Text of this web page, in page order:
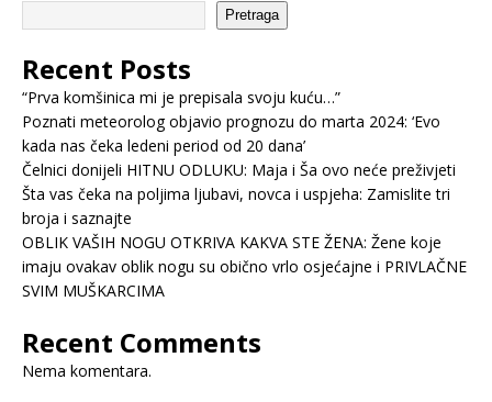
Pretraga
Recent Posts
“Prva komšinica mi je prepisala svoju kuću…”
Poznati meteorolog objavio prognozu do marta 2024: ‘Evo
kada nas čeka ledeni period od 20 dana’
Čelnici donijeli HITNU ODLUKU: Maja i Ša ovo neće preživjeti
Šta vas čeka na poljima ljubavi, novca i uspjeha: Zamislite tri
broja i saznajte
OBLIK VAŠIH NOGU OTKRIVA KAKVA STE ŽENA: Žene koje
imaju ovakav oblik nogu su obično vrlo osjećajne i PRIVLAČNE
SVIM MUŠKARCIMA
Recent Comments
Nema komentara.